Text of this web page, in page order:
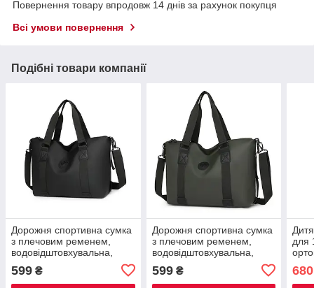
Повернення товару впродовж 14 днів за рахунок покупця
Всі умови повернення
Подібні товари компанії
Дорожня спортивна сумка
з плечовим ременем,
водовідштовхувальна,
45×31×15 см. 1326-1 black
599 ₴
Дорожня спортивна сумка
з плечовим ременем,
водовідштовхувальна,
45×31×15 см. 1326 green
599₴
для
680